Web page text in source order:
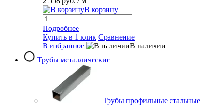
В корзину
Подробнее
Купить в 1 клик Сравнение
В избранное
В наличии
Трубы металлические
Трубы профильные стальные